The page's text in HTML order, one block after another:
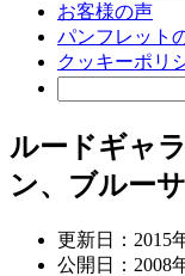
お客様の声
パンフレット
クッキーポリ
ルードギャ
ン、ブルー
更新日： 2015
公開日： 2008